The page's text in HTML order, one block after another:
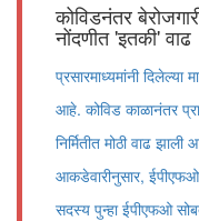
कोविडनंतर
नोंदणीत 'इतकी' वाढ
प्रसारमाध्यमांनी दिलेल्या
आहे. कोविड काळानंतर
निर्मितीत मोठी वाढ
आकडेवारीनुसार,
सदस्य पुन्हा ईपीएफओ